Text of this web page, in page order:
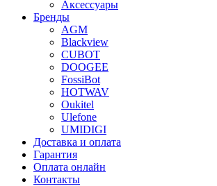
Аксессуары
Бренды
AGM
Blackview
CUBOT
DOOGEE
FossiBot
HOTWAV
Oukitel
Ulefone
UMIDIGI
Доставка и оплата
Гарантия
Оплата онлайн
Контакты